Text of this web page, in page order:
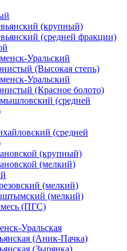
(крупный)
(средней фракции)
Уральский
(Высокая степь)
Уральский
(Красное болото)
(средней
(средней
(крупный)
(мелкий)
(мелкий)
(мелкий)
(ПГС)
Уральская
(Аник-Пачка)
(Зырянка)